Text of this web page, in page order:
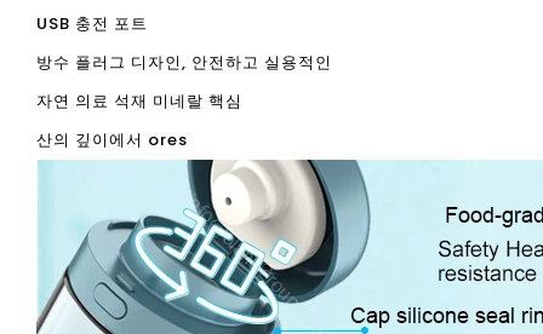
USB 충전 포트
방수 플러그 디자인, 안전하고 실용적인
자연 의료 석재 미네랄 핵심
산의 깊이에서 ores